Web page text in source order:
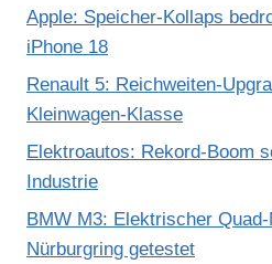
Apple: Speicher-Kollaps
iPhone 18
Renault 5: Reichweiten-
Kleinwagen-Klasse
Elektroautos: Rekord-Boom
Industrie
BMW M3: Elektrischer
Nürburgring getestet